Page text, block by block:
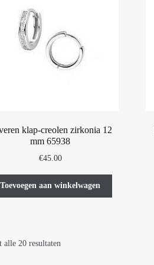
klap-creolen zirkonia 12
mm 65938
€45.00
Toevoegen aan winkelwagen
alle 20 resultaten